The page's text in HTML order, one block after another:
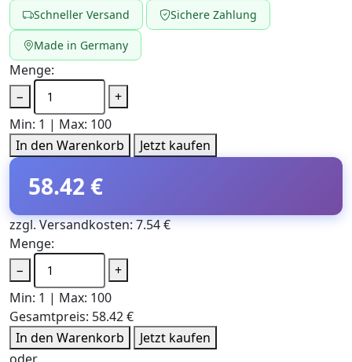
Schneller Versand Sichere Zahlung
Made in Germany
Menge:
−
+
Min: 1 | Max: 100
In den Warenkorb
Jetzt kaufen
58.42 €
zzgl. Versandkosten: 7.54 €
Menge:
−
+
Min: 1 | Max: 100
Gesamtpreis: 58.42 €
In den Warenkorb
Jetzt kaufen